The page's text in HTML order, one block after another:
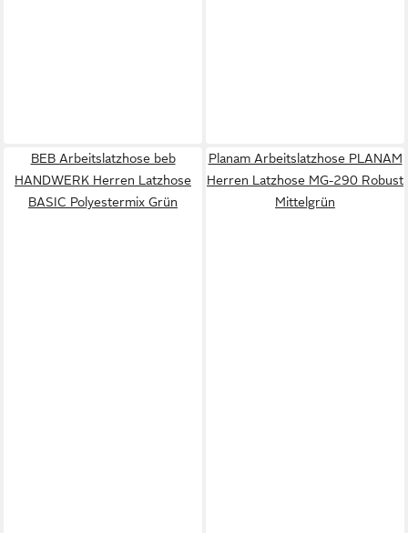
BEB Arbeitslatzhose beb
HANDWERK Herren Latzhose
BASIC Polyestermix Grün
Planam Arbeitslatzhose PLANAM
Herren Latzhose MG-290 Robust
Mittelgrün